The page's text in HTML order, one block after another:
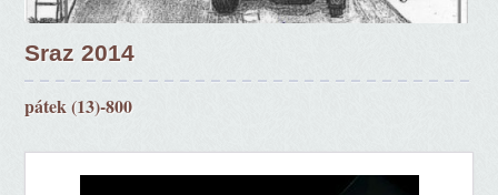
Sraz 2014
pátek (13)-800